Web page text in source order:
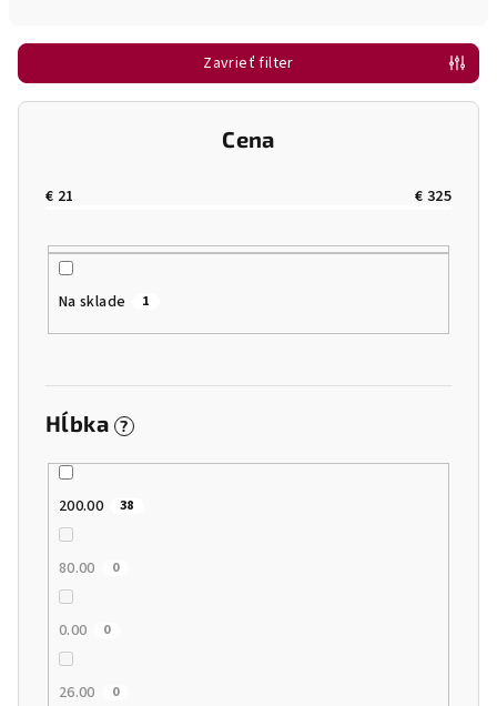
e
p
Zavrieť filter
Cena
€ 21 € 325
Na sklade 1
Hĺbka ?
200.00 38
80.00 0
0.00 0
26.00 0